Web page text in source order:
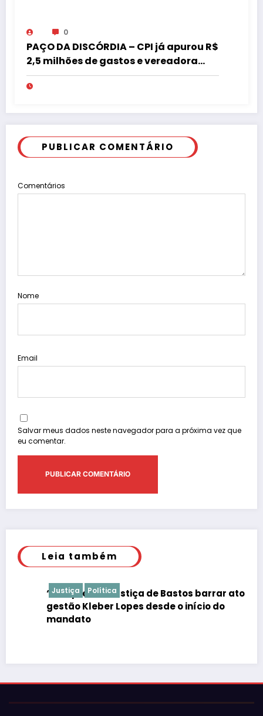
0
PAÇO DA DISCÓRDIA – CPI já apurou R$
2,5 milhões de gastos e vereadora
pede “acordo” para aprovar R$ 9,5
milhões
PUBLICAR COMENTÁRIO
Comentários
Nome
Email
Salvar meus dados neste navegador para a próxima vez que
eu comentar.
Leia também
Justiça Política
“É de praxe”: Justiça de Bastos barrar atos da
gestão Kleber Lopes desde o início do
mandato